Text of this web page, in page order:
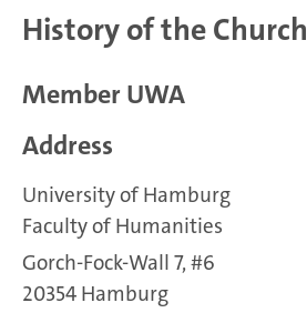
History of the Church
Member UWA
Address
University of Hamburg
Faculty of Humanities
Gorch-Fock-Wall 7, #6
20354 Hamburg